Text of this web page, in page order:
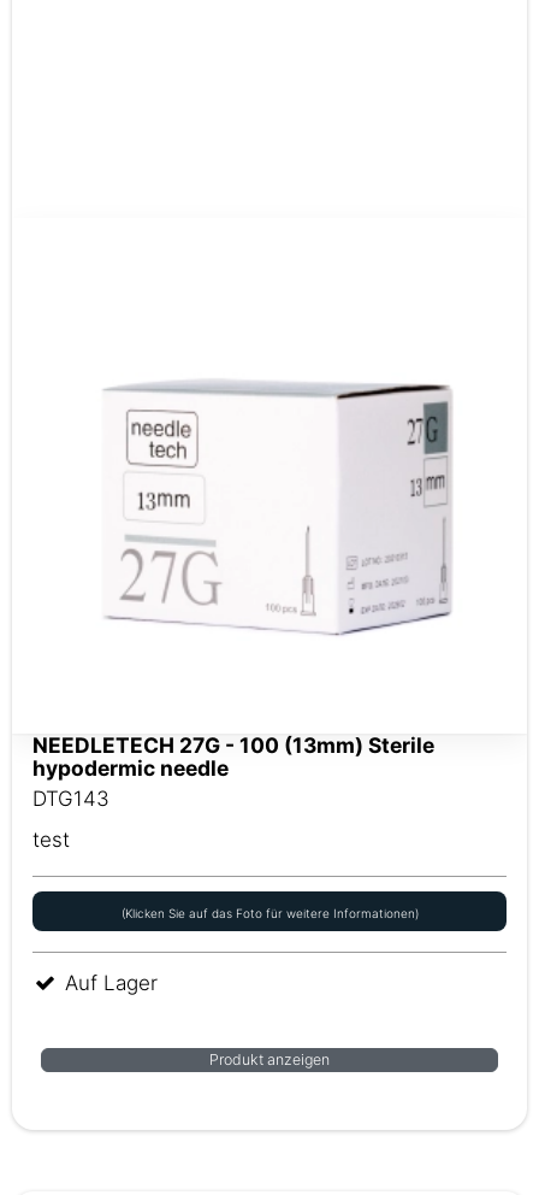
NEEDLETECH 27G - 100 (13mm) Sterile
hypodermic needle
DTG143
test
(Klicken Sie auf das Foto für weitere Informationen)
Auf Lager
Produkt anzeigen